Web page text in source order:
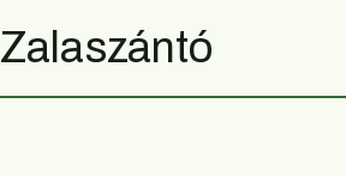
Zalaszántó